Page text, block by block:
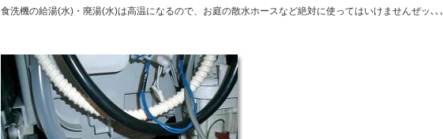
食洗機の給湯(水)・廃湯(水)は高温になるので、お庭の散水ホースなど絶対に使ってはいけませんぜッ､､､